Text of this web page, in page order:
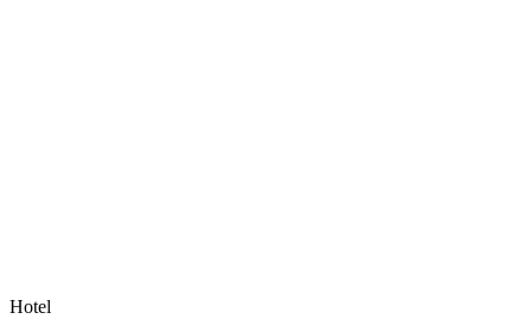
Hotel